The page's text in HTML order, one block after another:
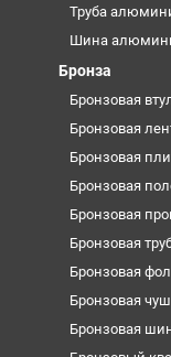
Труба
Шина
Бронза
Бронзовая
Бронзовая
Бронзовая
Бронзовая
Бронзовая
Бронзовая
Бронзовая
Бронзовая
Бронзовая